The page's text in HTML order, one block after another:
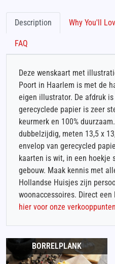
Description Why You'll
FAQ
Deze wenskaart met
Poort in Haarlem is met de
eigen illustrator. De afdruk
gerecyclede papier is zeer
keurmerk en 100%
dubbelzijdig, meten 13,5 x
envelop van gerecycled
kaarten is wit, in een hoekje
gebouw. Maak kennis met
Hollandse Huisjes zijn
woonaccessoires. Direct
hier voor onze
BORRELPLANK